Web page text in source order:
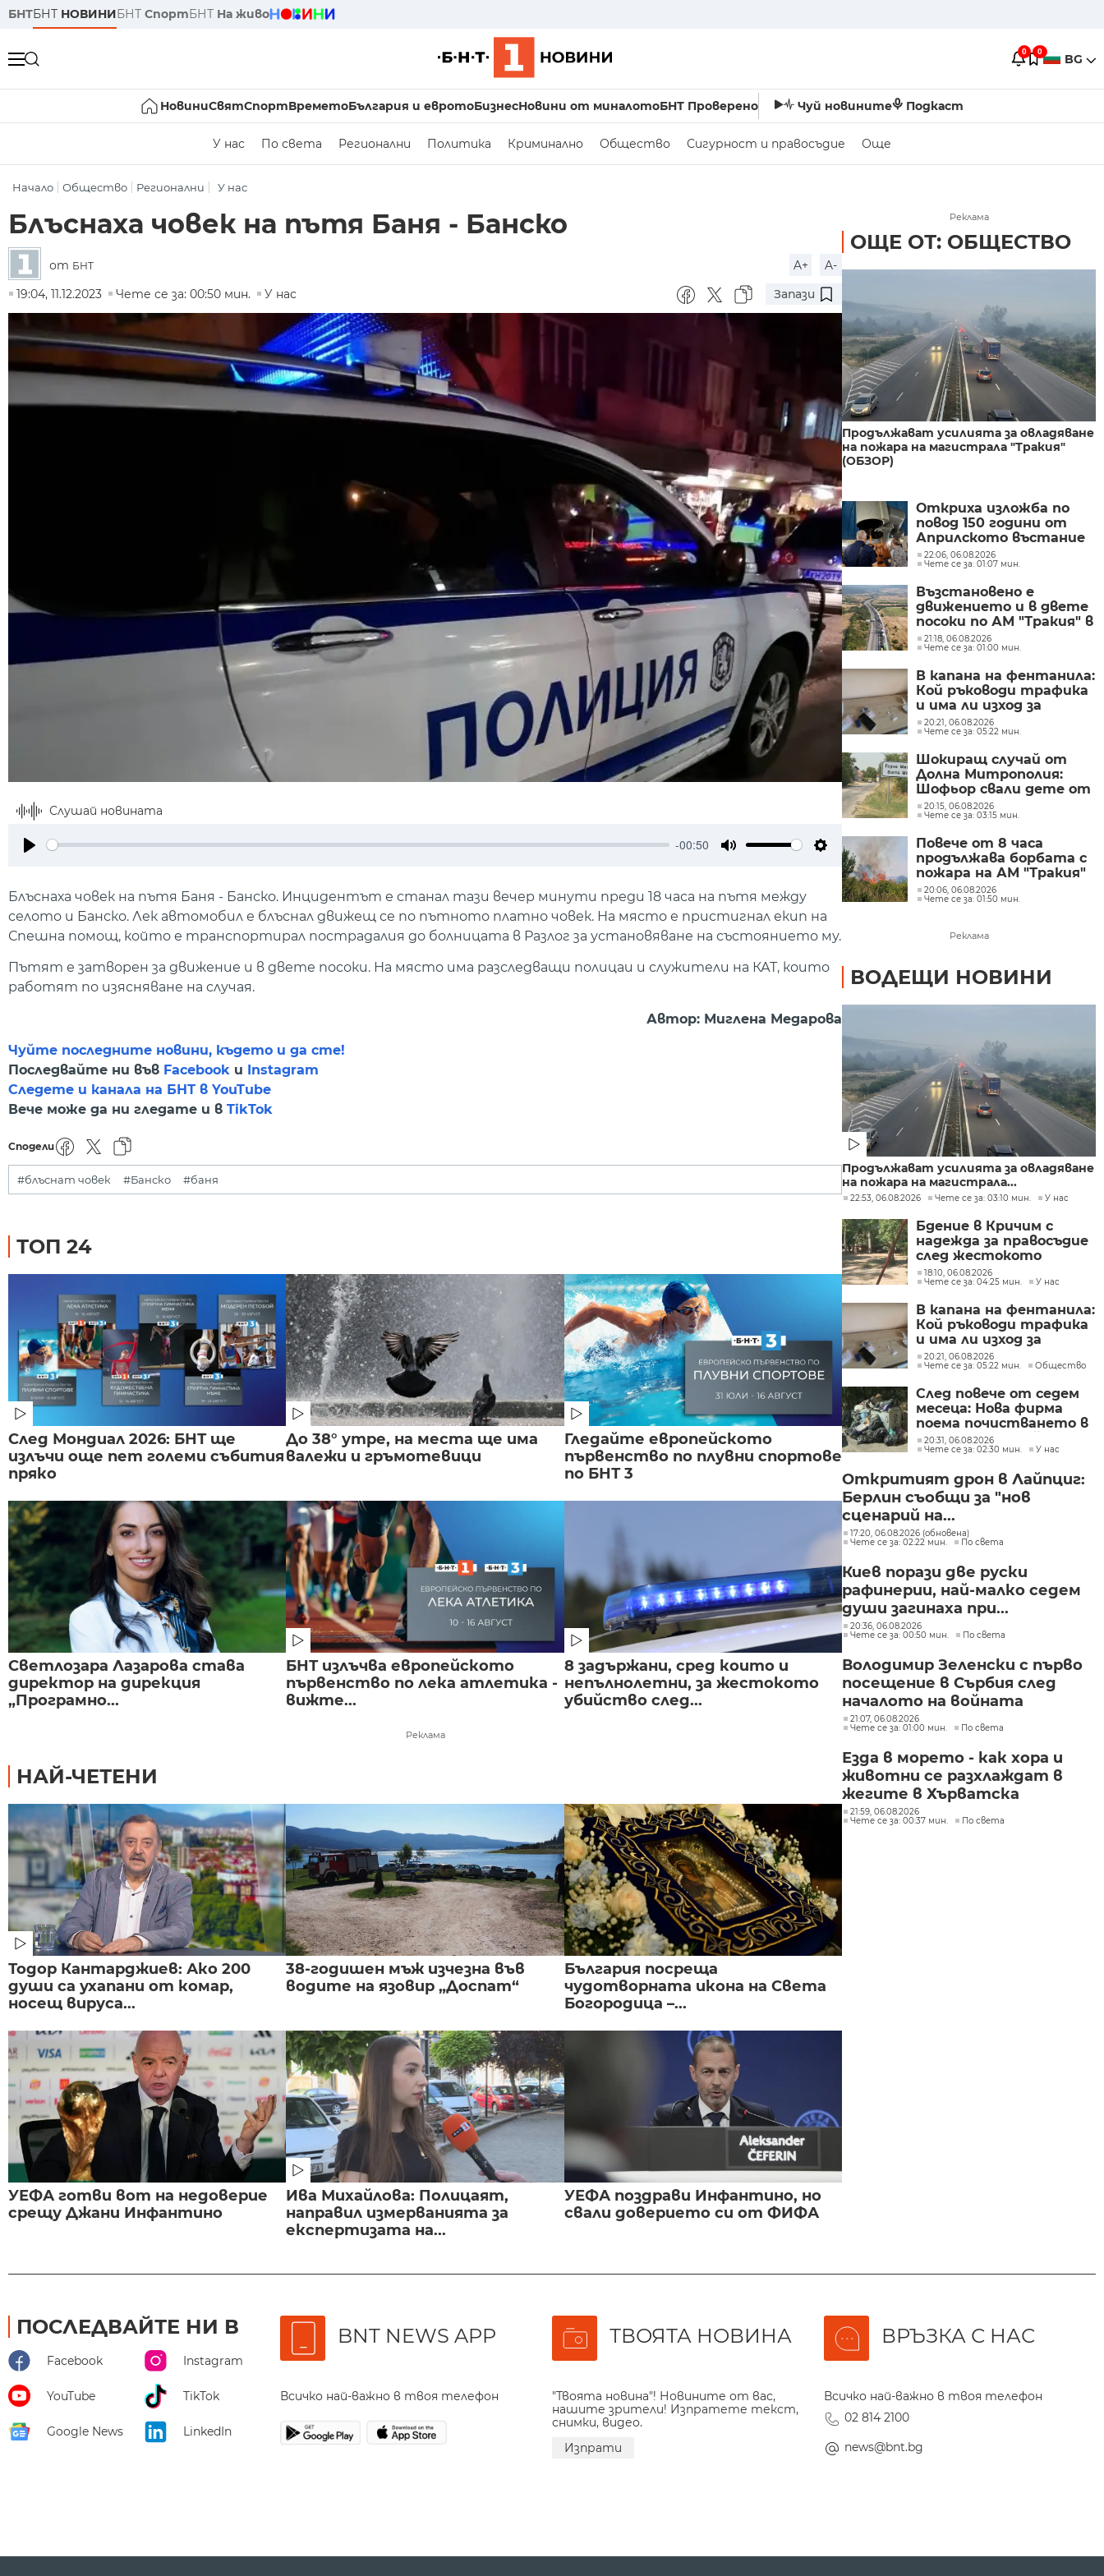
БНТБНТ НОВИНИБНТ СпортБНТ На живо
0 0 BG
НовиниСвятСпортВреметоБългария и евротоБизнесНовини от миналотоБНТ Проверено Чуй новините Подкаст
У нас По света Регионални Политика Криминално Общество Сигурност и правосъдие Още
Начало Общество Регионални У нас
Блъснаха човек на пътя Баня - Банско
от БНТ A+
A-
19:04, 11.12.2023
Чете се за: 00:50 мин. У нас Запази
Слушай новината
-00:50
Settings
Блъснаха човек на пътя Баня - Банско. Инцидентът е станал тази вечер минути преди 18 часа на пътя между
селото и Банско. Лек автомобил е блъснал движещ се по пътното платно човек. На място е пристигнал екип на
Спешна помощ, който е транспортирал пострадалия до болницата в Разлог за установяване на състоянието му.
Пътят е затворен за движение и в двете посоки. На място има разследващи полицаи и служители на КАТ, които
работят по изясняване на случая.
Автор: Миглена Медарова
Чуйте последните новини, където и да сте!
Последвайте ни във Facebook и Instagram
Следете и канала на БНТ в YouTube
Вече може да ни гледате и в TikTok
Сподели
#блъснат човек #Банско #баня
ТОП 24
След Мондиал 2026: БНТ ще
излъчи още пет големи събития
пряко
До 38° утре, на места ще има
валежи и гръмотевици
Гледайте европейското
първенство по плувни спортове
по БНТ 3
Светлозара Лазарова става
директор на дирекция
„Програмно...
БНТ излъчва европейското
първенство по лека атлетика -
вижте...
8 задържани, сред които и
непълнолетни, за жестокото
убийство след...
Реклама
НАЙ-ЧЕТЕНИ
Тодор Кантарджиев: Ако 200
души са ухапани от комар,
носещ вируса...
38-годишен мъж изчезна във
водите на язовир „Доспат“
България посреща
чудотворната икона на Света
Богородица –...
УЕФА готви вот на недоверие
срещу Джани Инфантино
Ива Михайлова: Полицаят,
направил измерванията за
експертизата на...
УЕФА поздрави Инфантино, но
свали доверието си от ФИФА
Реклама
ОЩЕ ОТ: ОБЩЕСТВО
Продължават усилията за овладяване
на пожара на магистрала "Тракия"
(ОБЗОР)
Откриха изложба по
повод 150 години от
Априлското въстание
в Обсерваторията в
Рожен
22:06, 06.08.2026
Чете се за: 01:07 мин.
Възстановено е
движението и в двете
посоки по АМ "Тракия" в
района на 69-ия
километър
21:18, 06.08.2026
Чете се за: 01:00 мин.
В капана на фентанила:
Кой ръководи трафика
и има ли изход за
пристрастените?
20:21, 06.08.2026
Чете се за: 05:22 мин.
Шокиращ случай от
Долна Митрополия:
Шофьор свали дете от
автобус и го остави на
пътя в жегата
20:15, 06.08.2026
Чете се за: 03:15 мин.
Повече от 8 часа
продължава борбата с
пожара на АМ "Тракия"
при отбивката към
Велинград
20:06, 06.08.2026
Чете се за: 01:50 мин.
Реклама
ВОДЕЩИ НОВИНИ
Продължават усилията за овладяване
на пожара на магистрала...
22:53, 06.08.2026 Чете се за: 03:10 мин. У нас
Бдение в Кричим с
надежда за правосъдие
след жестокото
убийство на млад мъж
в Пловдив от
18:10, 06.08.2026
Чете се за: 04:25 мин.
У нас
В капана на фентанила:
Кой ръководи трафика
и има ли изход за
пристрастените?
20:21, 06.08.2026
Чете се за: 05:22 мин.
Общество
След повече от седем
месеца: Нова фирма
поема почистването в
столичните райони
"Слатина", "Подуяне" и
20:31, 06.08.2026
Чете се за: 02:30 мин.
У нас
Откритият дрон в Лайпциг:
Берлин съобщи за "нов
сценарий на...
17:20, 06.08.2026 (обновена)
Чете се за: 02:22 мин.
По света
Киев порази две руски
рафинерии, най-малко седем
души загинаха при...
20:36, 06.08.2026
Чете се за: 00:50 мин.
По света
Володимир Зеленски с първо
посещение в Сърбия след
началото на войната
21:07, 06.08.2026
Чете се за: 01:00 мин.
По света
Езда в морето - как хора и
животни се разхлаждат в
жегите в Хърватска
21:59, 06.08.2026
Чете се за: 00:37 мин.
По света
ПОСЛЕДВАЙТЕ НИ В
Facebook Instagram
YouTube TikTok
Google News LinkedIn
BNT NEWS APP
Всичко най-важно в твоя телефон
ТВОЯТА НОВИНА
"Твоята новина"! Новините от вас,
нашите зрители! Изпратете текст,
снимки, видео.
Изпрати
ВРЪЗКА С НАС
Всичко най-важно в твоя телефон
02 814 2100
news@bnt.bg